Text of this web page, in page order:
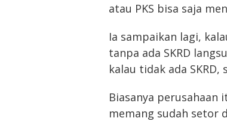
atau PKS bisa saja
Ia sampaikan lagi,
tanpa ada SKRD
kalau tidak ada
Biasanya perusahaan
memang sudah setor